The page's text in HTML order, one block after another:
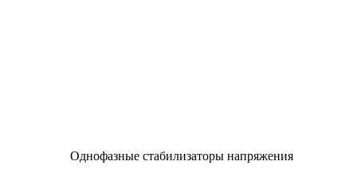
Однофазные стабилизаторы напряжения